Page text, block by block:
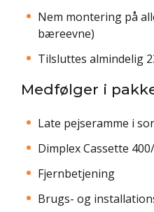
Nem montering på
bæreevne)
Tilsluttes almindelig
Medfølger i
Late pejseramme i
Dimplex Cassette
Fjernbetjening
Brugs- og